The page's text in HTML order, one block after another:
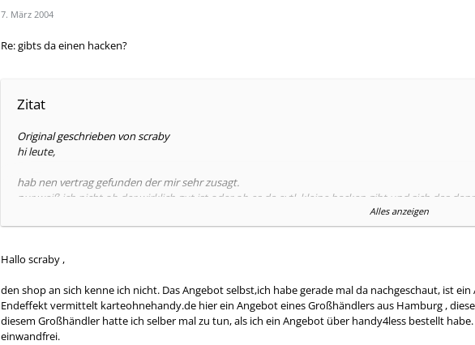
7. März 2004
Re: gibts da einen hacken?
Zitat
Original geschrieben von scraby
hi leute,
hab nen vertrag gefunden der mir sehr zusagt.
nur weiß ich nicht ob der wirklich gut ist oder ob es da evtl. kleine hacken gibt und sich das
hier der link:
gut oder doch nicht?
danke an alle
Alles anzeigen
Hallo scraby ,
den shop an sich kenne ich nicht. Das Angebot selbst,ich habe gerade mal da nachgeschaut, ist
Endeffekt vermittelt karteohnehandy.de hier ein Angebot eines Großhändlers aus Hamburg ,
diesem Großhändler hatte ich selber mal zu tun, als ich ein Angebot über handy4less bestellt
einwandfrei.